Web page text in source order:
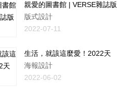
親愛的圖書館 | VERSE雜誌版
版式設計
2022-07-11
生活，就該這麼愛！2022天
海報設計
2022-06-02